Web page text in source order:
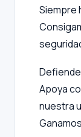
Siempre
Apoya
nuestra